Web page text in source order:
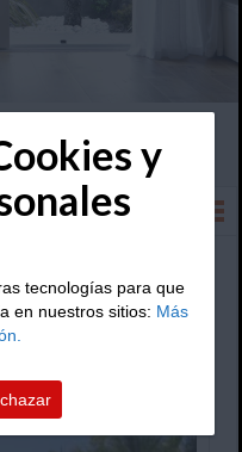
y
tecnologías para que
en nuestros sitios: Más